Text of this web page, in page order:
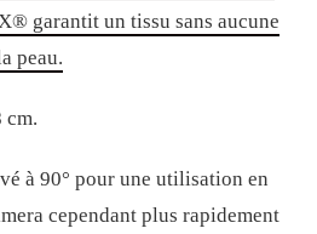
garantit un tissu sans aucune
peau.
cm.
à 90° pour une utilisation en
cependant plus rapidement